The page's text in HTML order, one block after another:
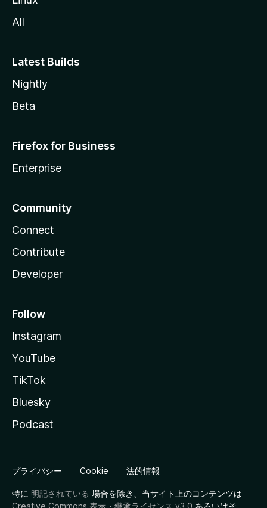
All
Latest Builds
Nightly
Beta
Firefox for Business
Enterprise
Community
Connect
Contribute
Developer
Follow
Instagram
YouTube
TikTok
Bluesky
Podcast
プライバシー Cookie 法的情報
特に 明記されている 場合を除き、当サイト上のコンテンツは
Creative Commons 表示・継承ライセンス v3.0 あるいはそ